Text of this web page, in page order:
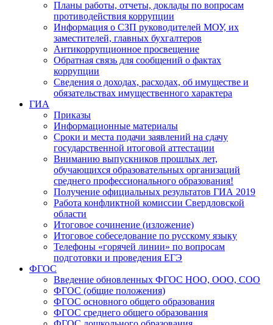
Планы работы, отчеты, доклады по вопросам
противодействия коррупции
Информация о СЗП руководителей МОУ, их
заместителей, главных бухгалтеров
Антикоррупционное просвещение
Обратная связь для сообщений о фактах
коррупции
Сведения о доходах, расходах, об имуществе и
обязательствах имущественного характера
ГИА
Приказы
Информационные материалы
Сроки и места подачи заявлений на сдачу
государственной итоговой аттестации
Вниманию выпускников прошлых лет,
обучающихся образовательных организаций
среднего профессионального образования!
Получение официальных результатов ГИА 2019
Работа конфликтной комиссии Свердловской
области
Итоговое сочинение (изложение)
Итоговое собеседование по русскому языку
Телефоны «горячей линии» по вопросам
подготовки и проведения ЕГЭ
ФГОС
Введение обновленных ФГОС НОО, ООО, СОО
ФГОС (общие положения)
ФГОС основного общего образования
ФГОС среднего общего образования